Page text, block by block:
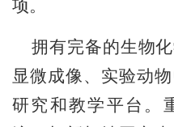
项。
拥有完备的生物
显微成像、实验动
研究和教学平台。